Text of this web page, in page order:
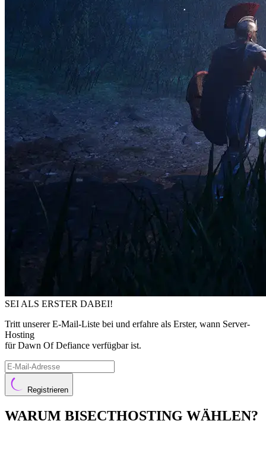
SEI ALS ERSTER DABEI!
Tritt unserer E-Mail-Liste bei und erfahre als Erster, wann Server-
Hosting
für Dawn Of Defiance verfügbar ist.
Registrieren
WARUM BISECTHOSTING WÄHLEN?